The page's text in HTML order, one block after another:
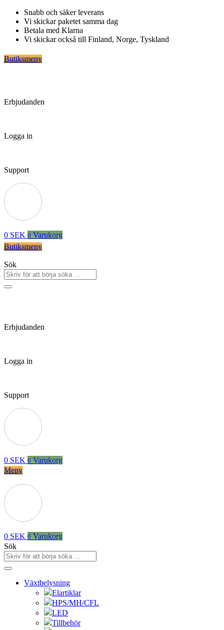
Hoppa
innehåll
Snabb och säker leverans
Vi skickar paketet samma dag
Betala med Klarna
Vi skickar också till Finland, Norge, Tyskland
Butiksmeny
Erbjudanden
Logga in
Support
0 SEK 0 Varukorg
Butiksmeny
Sök
Erbjudanden
Logga in
Support
0 SEK 0 Varukorg
Meny
0 SEK 0 Varukorg
Sök
Växtbelysning
Elartiklar
HPS/MH/CFL
LED
Tillbehör